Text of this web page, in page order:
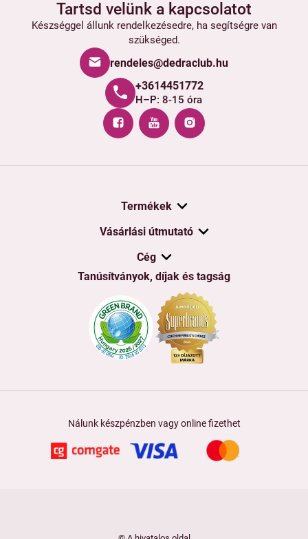
Tartsd velünk a kapcsolatot
Készséggel állunk rendelkezésedre, ha segítségre van
szükséged.
rendeles@dedraclub.hu
+3614451772
H–P: 8-15 óra
Termékek
Vásárlási útmutató
Cég
Tanúsítványok, díjak és tagság
Nálunk készpénzben vagy online fizethet